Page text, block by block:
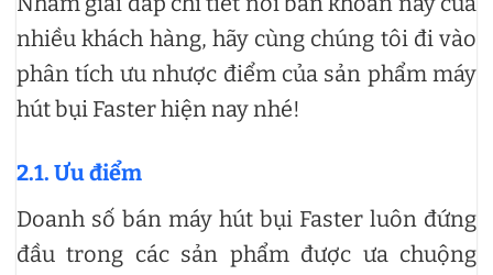
nhiều khách hàng, hãy cùng chúng tôi đi vào
phân tích ưu nhược điểm của sản phẩm máy
hút bụi Faster hiện nay nhé!
2.1. Ưu điểm
Doanh số bán máy hút bụi Faster luôn đứng
đầu trong các sản phẩm được ưa chuộng